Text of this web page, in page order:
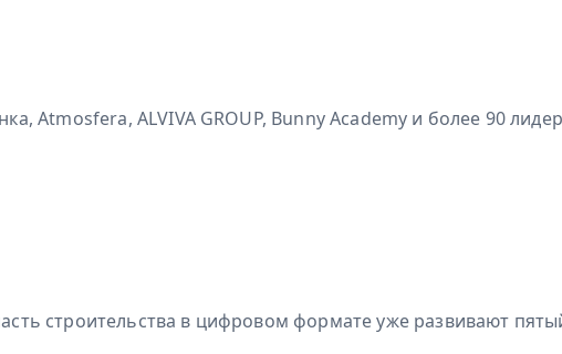
Atmosfera, ALVIVA GROUP, Bunny Academy и более 90
строительства в цифровом формате уже развивают